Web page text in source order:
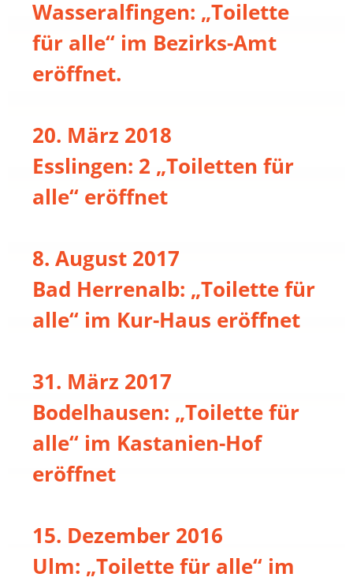
Wasseralfingen: „Toilette
für alle“ im Bezirks-Amt
eröffnet.
20. März 2018
Esslingen: 2 „Toiletten für
alle“ eröffnet
8. August 2017
Bad Herrenalb: „Toilette für
alle“ im Kur-Haus eröffnet
31. März 2017
Bodelhausen: „Toilette für
alle“ im Kastanien-Hof
eröffnet
15. Dezember 2016
Ulm: „Toilette für alle“ im